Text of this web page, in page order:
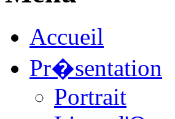
Accueil
Pr�sentation
Portrait